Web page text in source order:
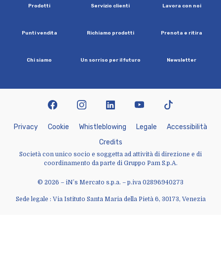
Prodotti Servizio clienti Lavora con noi
Puntivendita Richiamo prodotti Prenota e ritira
Chi siamo Un sorriso per ilfuturo Newsletter
© 2026 – iN’s Mercato s.p.a. – p.iva 02896940273
Sede legale : Via Istituto Santa Maria della Pietà 6, 30173, Venezia
Privacy Cookie Whist eb owing Lega e Accessibi ità
Credits
Società con unico socio e soggetta ad attività di direzione e di
coordinamento da parte di Gruppo Pam S.p.A.
facebookinstagramlinkedin youtubetiktok